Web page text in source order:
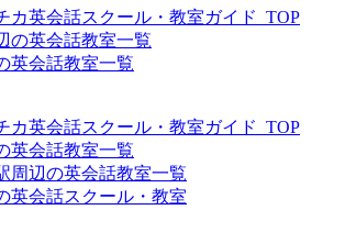
カ英会話スクール・教室ガイド_TOP
の英会話教室一覧
英会話教室一覧
カ英会話スクール・教室ガイド_TOP
英会話教室一覧
周辺の英会話教室一覧
英会話スクール・教室